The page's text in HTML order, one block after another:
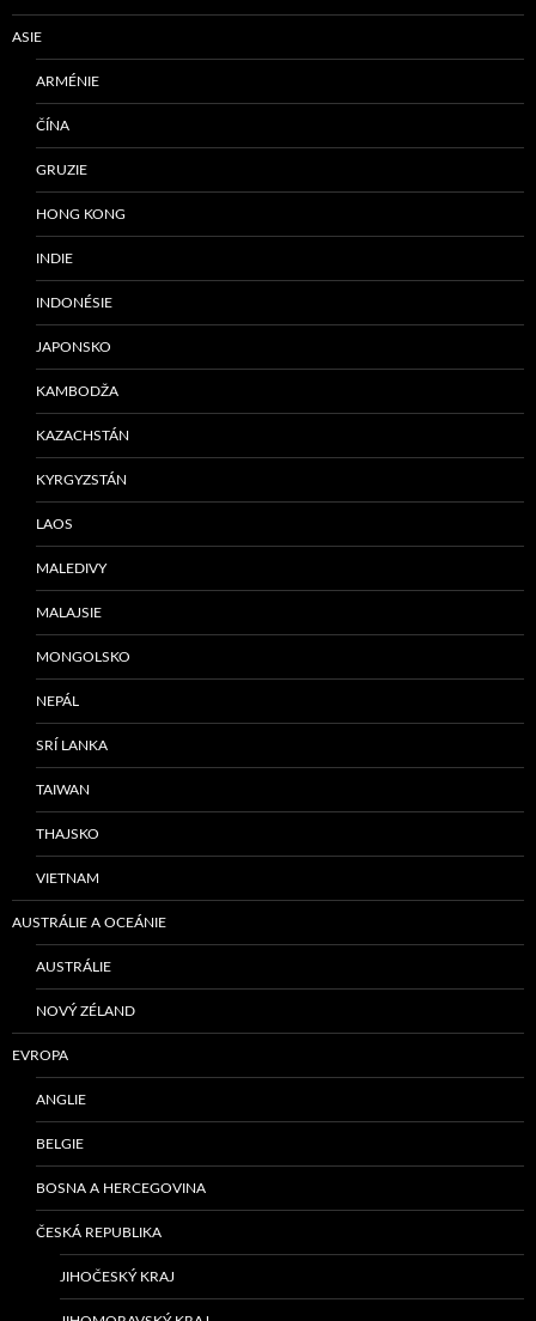
ASIE
ARMÉNIE
ČÍNA
GRUZIE
HONG KONG
INDIE
INDONÉSIE
JAPONSKO
KAMBODŽA
KAZACHSTÁN
KYRGYZSTÁN
LAOS
MALEDIVY
MALAJSIE
MONGOLSKO
NEPÁL
SRÍ LANKA
TAIWAN
THAJSKO
VIETNAM
AUSTRÁLIE A OCEÁNIE
AUSTRÁLIE
NOVÝ ZÉLAND
EVROPA
ANGLIE
BELGIE
BOSNA A HERCEGOVINA
ČESKÁ REPUBLIKA
JIHOČESKÝ KRAJ